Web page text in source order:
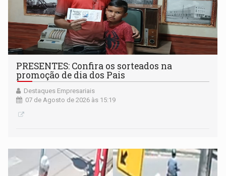
PRESENTES: Confira os sorteados na
promoção de dia dos Pais
Destaques Empresariais
07 de Agosto de 2026 às 15:19